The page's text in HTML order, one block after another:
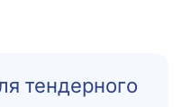
тендерного